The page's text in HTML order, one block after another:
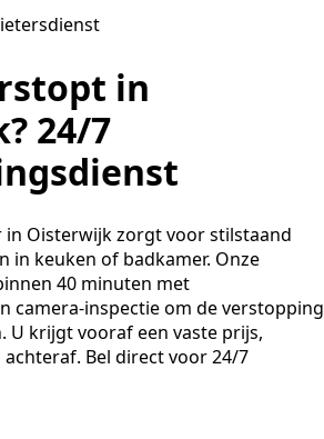
in
24/7
in Oisterwijk zorgt voor stilstaand
in keuken of badkamer. Onze
40 minuten met
camera-inspectie om de verstopping
U krijgt vooraf een vaste prijs,
Bel direct voor 24/7